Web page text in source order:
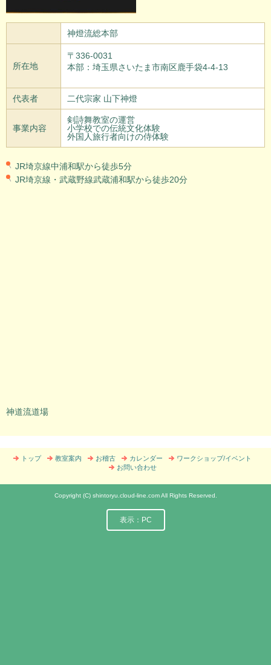
神燈流総本部
所在地
〒336-0031
本部：埼玉県さいたま市南区鹿手袋4-4-13
代表者 二代宗家 山下神燈
事業内容
剣詩舞教室の運営
小学校での伝統文化体験
外国人旅行者向けの侍体験
JR埼京線中浦和駅から徒歩5分
JR埼京線・武蔵野線武蔵浦和駅から徒歩20分
神道流道場
トップ 教室案内 お稽古 カレンダー
ワークショップ/イベント
お問い合わせ
Copyright (C) shintoryu.cloud-line.com All Rights Reserved.
表示：PC